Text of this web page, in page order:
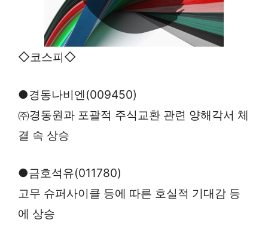
◇코스피◇
●경동나비엔(009450)
㈜경동원과 포괄적 주식교환 관련 양해각서 체
결 속 상승
●금호석유(011780)
고무 슈퍼사이클 등에 따른 호실적 기대감 등
에 상승